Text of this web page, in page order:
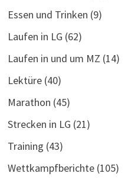
Essen und Trinken (9)
Laufen in LG (62)
Laufen in und um MZ (14)
Lektüre(40)
Marathon (45)
Strecken in LG (21)
Training (43)
Wettkampfberichte(105)